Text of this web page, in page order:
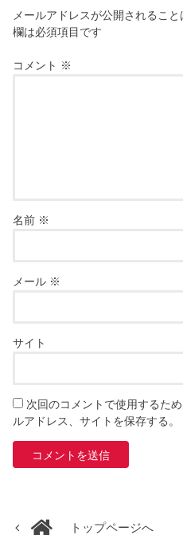
メールアドレスが公開されること
欄は必須項目です
コメント ※
名前 ※
メール ※
サイト
次回のコメントで使用するた
ルアドレス、サイトを保存する。
トップページへ